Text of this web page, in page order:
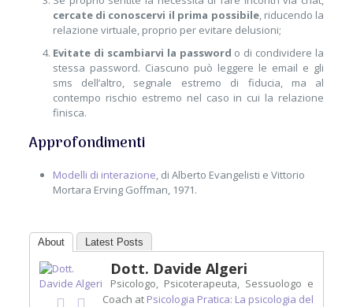
cercate di conoscervi il prima possibile, riducendo la
relazione virtuale, proprio per evitare delusioni;
Evitate di scambiarvi la password o di condividere la
stessa password. Ciascuno può leggere le email e gli
sms dell’altro, segnale estremo di fiducia, ma al
contempo rischio estremo nel caso in cui la relazione
finisca.
Approfondimenti
Modelli di interazione, di Alberto Evangelisti e Vittorio
Mortara Erving Goffman, 1971.
About Latest Posts
Dott. Davide Algeri
Psicologo, Psicoterapeuta, Sessuologo e
Coach at Psicologia Pratica: La psicologia del